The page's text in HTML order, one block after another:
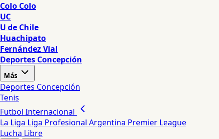
Colo Colo
UC
U de Chile
Huachipato
Fernández Vial
Deportes Concepción
Más
Deportes Concepción
Tenis
Futbol Internacional
La Liga Liga Profesional Argentina Premier League
Lucha Libre